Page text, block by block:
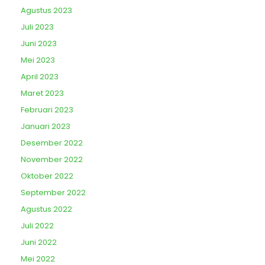
Agustus 2023
Juli 2023
Juni 2023
Mei 2023
April 2023
Maret 2023
Februari 2023
Januari 2023
Desember 2022
November 2022
Oktober 2022
September 2022
Agustus 2022
Juli 2022
Juni 2022
Mei 2022